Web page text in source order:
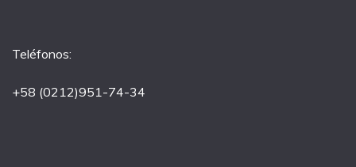
Teléfonos:
+58 (0212)951-74-34